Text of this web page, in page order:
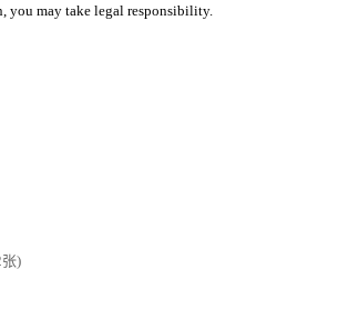
you may take legal responsibility.
张)